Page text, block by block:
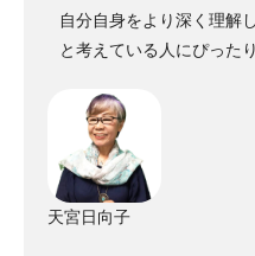
自分自身をより深く理解
と考えている人にぴった
天宮日向子